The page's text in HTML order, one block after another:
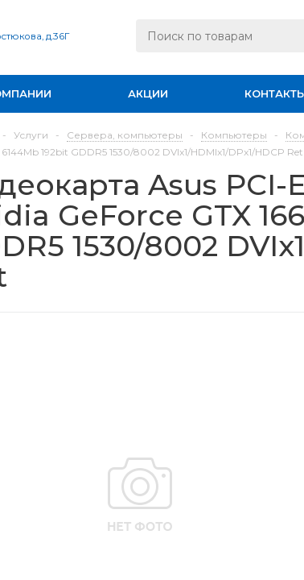
д.36Г
АКЦИИ
- Услуги - Сервера, компьютеры - Компьютеры -
6144Mb 192bit GDDR5 1530/8002 DVIx1/HDMIx1/DPx1/HDCP Ret
Asus PCI-
GeForce GTX
1530/8002